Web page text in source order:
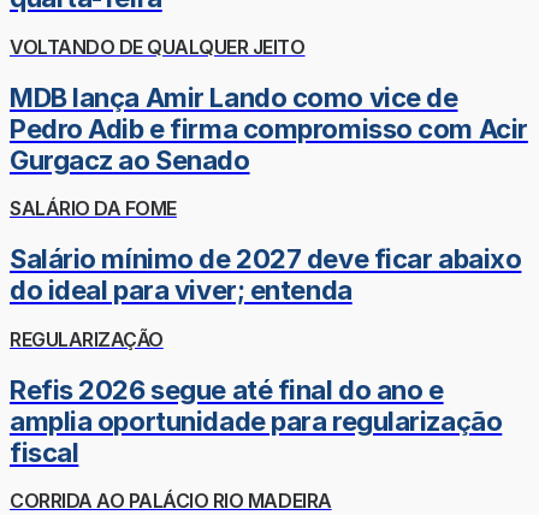
VOLTANDO DE QUALQUER JEITO
MDB lança Amir Lando como vice de
Pedro Adib e firma compromisso com Acir
Gurgacz ao Senado
SALÁRIO DA FOME
Salário mínimo de 2027 deve ficar abaixo
do ideal para viver; entenda
REGULARIZAÇÃO
Refis 2026 segue até final do ano e
amplia oportunidade para regularização
fiscal
CORRIDA AO PALÁCIO RIO MADEIRA